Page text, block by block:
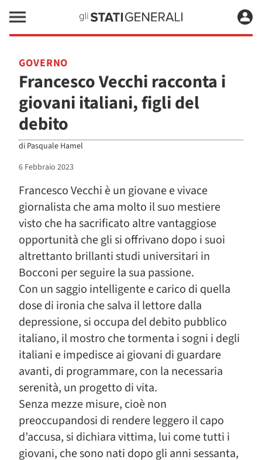
GOVERNO
Francesco Vecchi racconta i
giovani italiani, figli del
debito
di Pasquale Hamel
6 Febbraio 2023
Francesco Vecchi è un giovane e vivace
giornalista che ama molto il suo mestiere
visto che ha sacrificato altre vantaggiose
opportunità che gli si offrivano dopo i suoi
altrettanto brillanti studi universitari in
Bocconi per seguire la sua passione.
Con un saggio intelligente e carico di quella
dose di ironia che salva il lettore dalla
depressione, si occupa del debito pubblico
italiano, il mostro che tormenta i sogni i degli
italiani e impedisce ai giovani di guardare
avanti, di programmare, con la necessaria
serenità, un progetto di vita.
Senza mezze misure, cioè non
preoccupandosi di rendere leggero il capo
d’accusa, si dichiara vittima, lui come tutti i
giovani, che sono nati dopo gli anni sessanta,